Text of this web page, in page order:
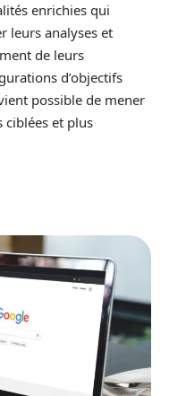
enrichies qui
leurs analyses et
de leurs
d’objectifs
possible de mener
ciblées et plus